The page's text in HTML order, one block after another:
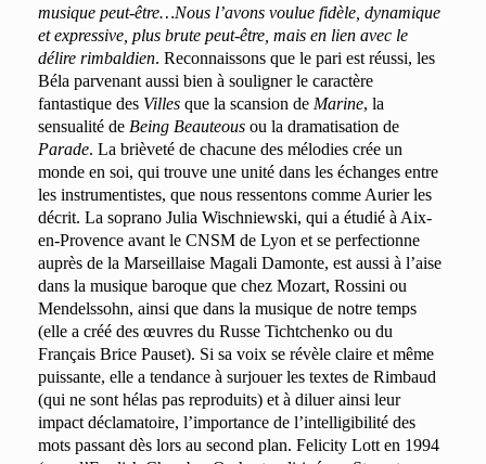
musique peut-être…Nous l’avons voulue fidèle, dynamique
et expressive, plus brute peut-être, mais en lien avec le
délire rimbaldien. Reconnaissons que le pari est réussi, les
Béla parvenant aussi bien à souligner le caractère
fantastique des Villes que la scansion de Marine, la
sensualité de Being Beauteous ou la dramatisation de
Parade. La brièveté de chacune des mélodies crée un
monde en soi, qui trouve une unité dans les échanges entre
les instrumentistes, que nous ressentons comme Aurier les
décrit. La soprano Julia Wischniewski, qui a étudié à Aix-
en-Provence avant le CNSM de Lyon et se perfectionne
auprès de la Marseillaise Magali Damonte, est aussi à l’aise
dans la musique baroque que chez Mozart, Rossini ou
Mendelssohn, ainsi que dans la musique de notre temps
(elle a créé des œuvres du Russe Tichtchenko ou du
Français Brice Pauset). Si sa voix se révèle claire et même
puissante, elle a tendance à surjouer les textes de Rimbaud
(qui ne sont hélas pas reproduits) et à diluer ainsi leur
impact déclamatoire, l’importance de l’intelligibilité des
mots passant dès lors au second plan. Felicity Lott en 1994